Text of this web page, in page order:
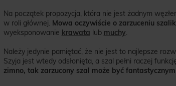
Na początek propozycja, która nie jest żadnym
w roli głównej. Mowa oczywiście o zarzuceniu
wyeksponowanie krawata lub muchy.
Należy jedynie pamiętać, że nie jest to najlepsze
Szyja jest wtedy odsłonięta, a szal pełni raczej
zimno, tak zarzucony szal może być